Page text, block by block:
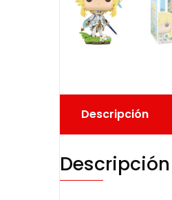
Descripción
Descripción